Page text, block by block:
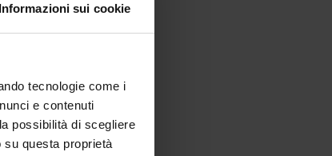
Informazioni sui cookie
tecnologie come i
e contenuti
possibilità di scegliere
questa proprietà